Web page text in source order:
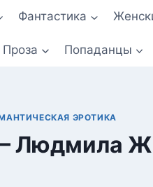
Фантастика
Проза Попаданцы
ЭРОТИКА
Людмила